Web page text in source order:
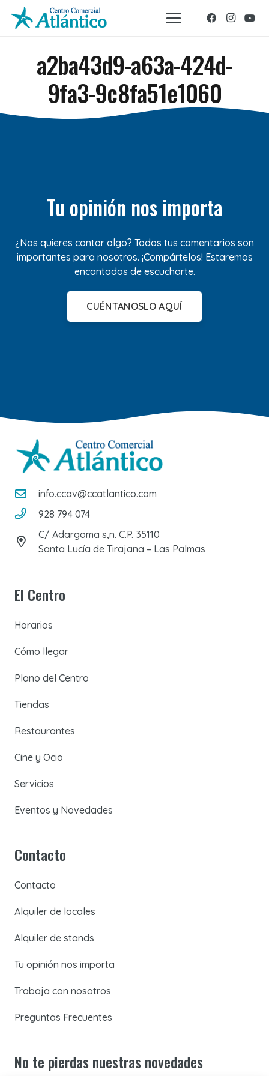
a2ba43d9-a63a-424d-
9fa3-9c8fa51e1060
Tu opinión nos importa
¿Nos quieres contar algo? Todos tus comentarios son
importantes para nosotros. ¡Compártelos! Estaremos
encantados de escucharte.
CUÉNTANOSLO AQUÍ
info.ccav@ccatlantico.com
928 794 074
C/ Adargoma s,n. C.P. 35110
Santa Lucía de Tirajana – Las Palmas
El Centro
Horarios
Cómo llegar
Plano del Centro
Tiendas
Restaurantes
Cine y Ocio
Servicios
Eventos y Novedades
Contacto
Contacto
Alquiler de locales
Alquiler de stands
Tu opinión nos importa
Trabaja con nosotros
Preguntas Frecuentes
No te pierdas nuestras novedades